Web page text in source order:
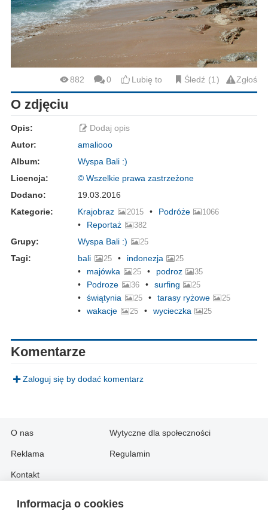
Informacja o cookies
882 0 Lubię to Śledź 1 Zgłoś
O zdjęciu
Opis:
Dodaj opis
Autor:
amaliooo
Album:
Wyspa Bali :)
Licencja:
© Wszelkie prawa zastrzeżone
Dodano:
19.03.2016
Kategorie:
Krajobraz 2015 Podróże 1066
Reportaż 382
Grupy: Wyspa Bali :) 25
Tagi: bali 25 indonezja 25
majówka 25 podroz 35
Podroze 36 surfing 25
świątynia 25 tarasy ryżowe 25
wakacje 25 wycieczka 25
Komentarze
Zaloguj się by dodać komentarz
O nas
Reklama
Kontakt
Wytyczne dla społeczności
Regulamin
Information in English: